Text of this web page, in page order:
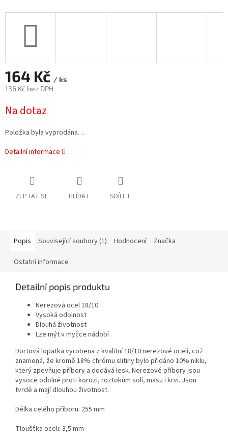
164 Kč / ks
136 Kč bez DPH
cena:
Na dotaz
Položka byla vyprodána…
Detailní informace
ZEPTAT SE HLÍDAT SDÍLET
Popis Související soubory (1) Hodnocení Značka
Ostatní informace
Detailní popis produktu
Nerezová ocel 18/10
Vysoká odolnost
Dlouhá životnost
Lze mýt v myčce nádobí
Dortová lopatka vyrobena z kvalitní 18/10 nerezové oceli, což
znamená, že kromě 18% chrómu slitiny bylo přidáno 10% niklu,
který zpevňuje příbory a dodává lesk. Nerezové příbory jsou
vysoce odolné proti korozi, roztokům solí, masu i krvi. Jsou
tvrdé a mají dlouhou životnost.
Délka celého příboru: 255 mm
Tloušťka oceli: 3,5 mm